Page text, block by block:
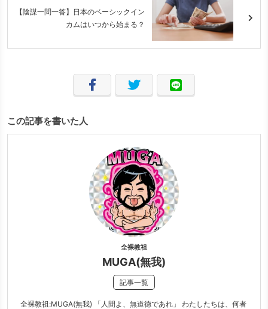
【陰謀一問一答】日本のベーシックイン
カムはいつから始まる？
この記事を書いた人
全裸教祖
MUGA(無我)
記事一覧
全裸教祖:MUGA(無我) 「人間よ、無道徳であれ」 わたしたちは、何者